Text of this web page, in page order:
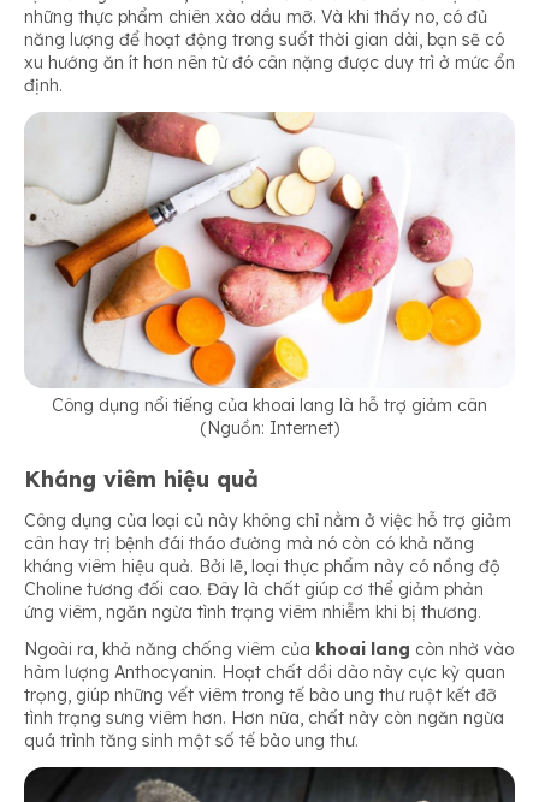
những thực phẩm chiên xào dầu mỡ. Và khi thấy no, có đủ
năng lượng để hoạt động trong suốt thời gian dài, bạn sẽ có
xu hướng ăn ít hơn nên từ đó cân nặng được duy trì ở mức ổn
định.
Công dụng nổi tiếng của khoai lang là hỗ trợ giảm cân
(Nguồn: Internet)
Kháng viêm hiệu quả
Công dụng của loại củ này không chỉ nằm ở việc hỗ trợ giảm
cân hay trị bệnh đái tháo đường mà nó còn có khả năng
kháng viêm hiệu quả. Bởi lẽ, loại thực phẩm này có nồng độ
Choline tương đối cao. Đây là chất giúp cơ thể giảm phản
ứng viêm, ngăn ngừa tình trạng viêm nhiễm khi bị thương.
Ngoài ra, khả năng chống viêm của khoai lang còn nhờ vào
hàm lượng Anthocyanin. Hoạt chất dồi dào này cực kỳ quan
trọng, giúp những vết viêm trong tế bào ung thư ruột kết đỡ
tình trạng sưng viêm hơn. Hơn nữa, chất này còn ngăn ngừa
quá trình tăng sinh một số tế bào ung thư.